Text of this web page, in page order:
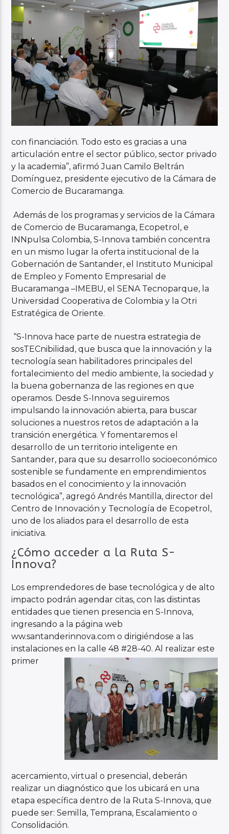
con financiación. Todo esto es gracias a una
articulación entre el sector público, sector privado
y la academia”, afirmó Juan Camilo Beltrán
Domínguez, presidente ejecutivo de la Cámara de
Comercio de Bucaramanga.
Además de los programas y servicios de la Cámara
de Comercio de Bucaramanga, Ecopetrol, e
INNpulsa Colombia, S-Innova también concentra
en un mismo lugar la oferta institucional de la
Gobernación de Santander, el Instituto Municipal
de Empleo y Fomento Empresarial de
Bucaramanga –IMEBU, el SENA Tecnoparque, la
Universidad Cooperativa de Colombia y la Otri
Estratégica de Oriente.
“S-Innova hace parte de nuestra estrategia de
sosTECnibilidad, que busca que la innovación y la
tecnología sean habilitadores principales del
fortalecimiento del medio ambiente, la sociedad y
la buena gobernanza de las regiones en que
operamos. Desde S-Innova seguiremos
impulsando la innovación abierta, para buscar
soluciones a nuestros retos de adaptación a la
transición energética. Y fomentaremos el
desarrollo de un territorio inteligente en
Santander, para que su desarrollo socioeconómico
sostenible se fundamente en emprendimientos
basados en el conocimiento y la innovación
tecnológica”, agregó Andrés Mantilla, director del
Centro de Innovación y Tecnología de Ecopetrol,
uno de los aliados para el desarrollo de esta
iniciativa.
¿Cómo acceder a la Ruta S-
Innova?
Los emprendedores de base tecnológica y de alto
impacto podrán agendar citas, con las distintas
entidades que tienen presencia en S-Innova,
ingresando a la página web
ww.santanderinnova.com o dirigiéndose a las
instalaciones en la calle 48 #28-40. Al realizar este
primer
acercamiento, virtual o presencial, deberán
realizar un diagnóstico que los ubicará en una
etapa específica dentro de la Ruta S-Innova, que
puede ser: Semilla, Temprana, Escalamiento o
Consolidación.